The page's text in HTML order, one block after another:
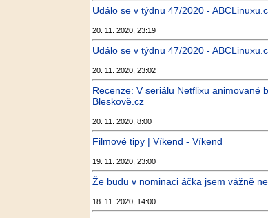
Událo se v týdnu 47/2020 -
20. 11. 2020, 23:19
Událo se v týdnu 47/2020 -
20. 11. 2020, 23:02
Recenze: V seriálu Netflixu animované
Bleskově.cz
20. 11. 2020, 8:00
Filmové tipy | Víkend - Víkend
19. 11. 2020, 23:00
Že budu v nominaci áčka jsem vážně
18. 11. 2020, 14:00